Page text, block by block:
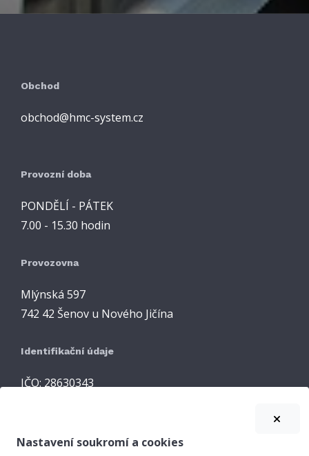
Obchod
obchod@hmc-system.cz
Provozní doba
PONDĚLÍ - PÁTEK
7.00 - 15.30 hodin
Provozovna
Mlýnská 597
742 42 Šenov u Nového Jičína
Identifikační údaje
IČO: 28630343
Nastavení soukromí a cookies